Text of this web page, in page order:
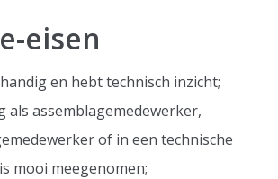
eisen
en hebt technisch inzicht;
als assemblagemedewerker,
of in een technische
mooi meegenomen;